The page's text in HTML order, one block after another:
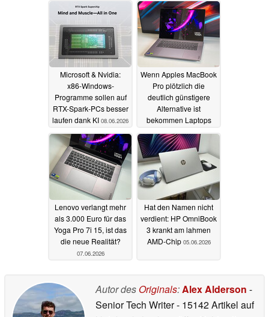
Microsoft & Nvidia:
x86-Windows-
Programme sollen auf
RTX-Spark-PCs besser
laufen dank KI 08.06.2026
Wenn Apples MacBook
Pro plötzlich die
deutlich günstigere
Alternative ist
bekommen Laptops
Pro 7i 15 ein Problem
07.06.2026
Lenovo verlangt mehr
als 3.000 Euro für das
Yoga Pro 7i 15, ist das
die neue Realität?
07.06.2026
Hat den Namen nicht
verdient: HP OmniBook
3 krankt am lahmen
AMD-Chip 05.06.2026
Autor des Originals:Alex Alderson -
Senior Tech Writer- 15142 Artikel auf